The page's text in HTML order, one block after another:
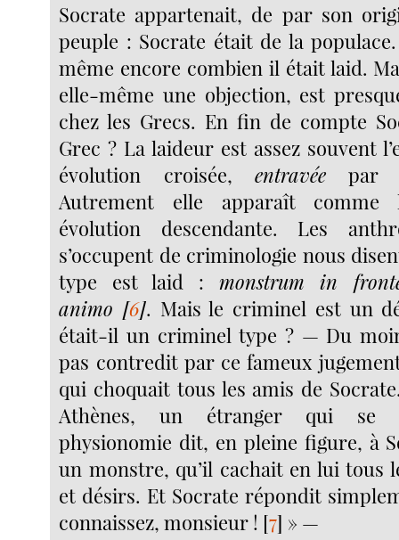
Socrate appartenait, de par son
peuple : Socrate était de la
même encore combien il était laid.
elle-même une objection, est
chez les Grecs. En fin de compte
Grec ? La laideur est assez souvent
évolution croisée, entravéepar
Autrement elle apparaît comme
évolution descendante. Les
s’occupent de criminologie nous
type est laid : monstrum in
animo [6]. Mais le criminel est un
était-il un criminel type ? — Du
pas contredit par ce fameux
qui choquait tous les amis de
Athènes, un étranger qui se
physionomie dit, en pleine figure, à
un monstre, qu’il cachait en lui tous
et désirs. Et Socrate répondit
connaissez, monsieur ! [7] » —